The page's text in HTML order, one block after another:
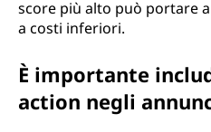
score più alto può portare
a costi inferiori.
È importante
action negli